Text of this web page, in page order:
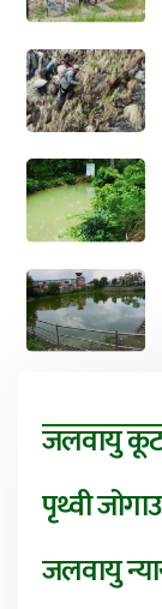
जलवायु
पृथ्वी
जलवायु